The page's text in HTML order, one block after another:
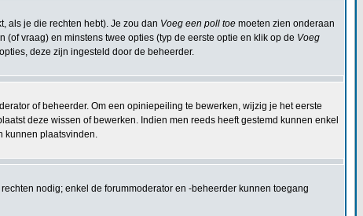
als je die rechten hebt). Je zou dan Voeg een poll toe moeten zien onderaan
vraag) en minstens twee opties (typ de eerste optie en klik op de Voeg
deze zijn ingesteld door de beheerder.
of beheerder. Om een opiniepeiling te bewerken, wijzig je het eerste
deze wissen of bewerken. Indien men reeds heeft gestemd kunnen enkel
kunnen plaatsvinden.
nodig; enkel de forummoderator en -beheerder kunnen toegang